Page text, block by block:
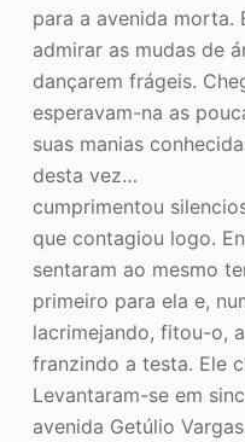
para a avenida morta.
admirar as mudas de
dançarem frágeis.
esperavam-na as
suas manias
desta vez…
cumprimentou
que contagiou logo.
sentaram ao mesmo
primeiro para ela e,
lacrimejando, fitou-o,
franzindo a testa. Ele
Levantaram-se em
avenida Getúlio